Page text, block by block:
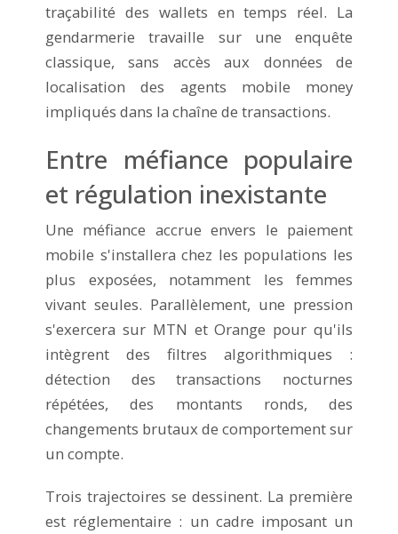
traçabilité des wallets en temps réel. La
gendarmerie travaille sur une enquête
classique, sans accès aux données de
localisation des agents mobile money
impliqués dans la chaîne de transactions.
Entre méfiance populaire
et régulation inexistante
Une méfiance accrue envers le paiement
mobile s'installera chez les populations les
plus exposées, notamment les femmes
vivant seules. Parallèlement, une pression
s'exercera sur MTN et Orange pour qu'ils
intègrent des filtres algorithmiques :
détection des transactions nocturnes
répétées, des montants ronds, des
changements brutaux de comportement sur
un compte.
Trois trajectoires se dessinent. La première
est réglementaire : un cadre imposant un